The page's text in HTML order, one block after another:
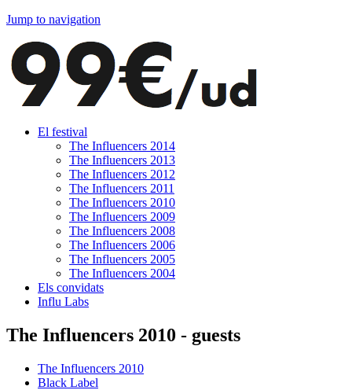
Jump to navigation
El festival
The Influencers 2014
The Influencers 2013
The Influencers 2012
The Influencers 2011
The Influencers 2010
The Influencers 2009
The Influencers 2008
The Influencers 2006
The Influencers 2005
The Influencers 2004
Els convidats
Influ Labs
The Influencers 2010 - guests
The Influencers 2010
Black Label